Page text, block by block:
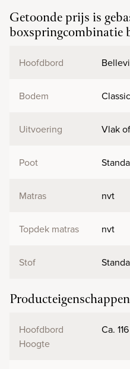
Getoonde prijs is
boxspringcombinatie
Hoofdbord
Bodem
Uitvoering Vlak
Poot
Matras nvt
Topdek matras nvt
Stof
Producteigenschappen
Hoofdbord
Hoogte
Ca.